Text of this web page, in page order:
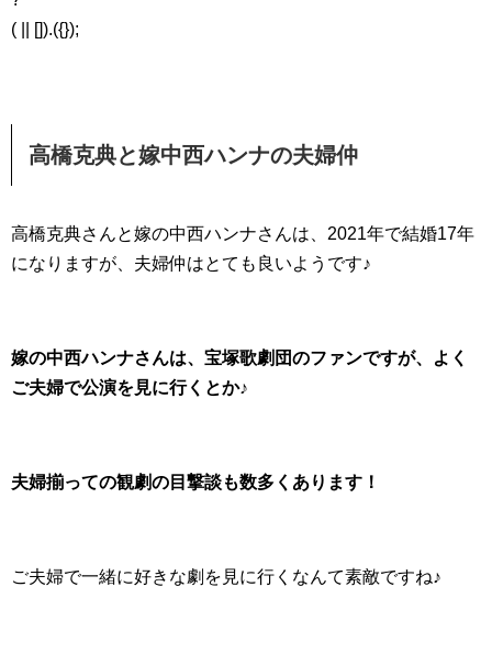
( || []).({});
高橋克典と嫁中西ハンナの夫婦仲
高橋克典さんと嫁の中西ハンナさんは、2021年で結婚17年
になりますが、夫婦仲はとても良いようです♪
嫁の中西ハンナさんは、宝塚歌劇団のファンですが、よく
ご夫婦で公演を見に行くとか♪
夫婦揃っての観劇の目撃談も数多くあります！
ご夫婦で一緒に好きな劇を見に行くなんて素敵ですね♪